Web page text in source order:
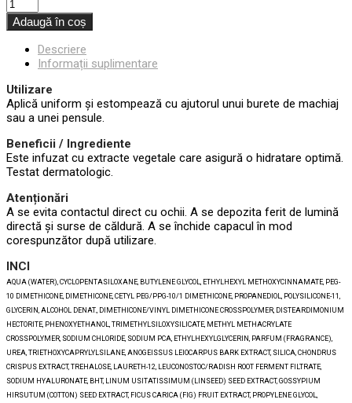
Adaugă în coș
Descriere
Informații suplimentare
Utilizare
Aplică uniform și estompează cu ajutorul unui burete de machiaj
sau a unei pensule.
Beneficii / Ingrediente
Este infuzat cu extracte vegetale care asigură o hidratare optimă.
Testat dermatologic.
Atenționări
A se evita contactul direct cu ochii. A se depozita ferit de lumină
directă și surse de căldură. A se închide capacul în mod
corespunzător după utilizare.
INCI
AQUA (WATER), CYCLOPENTASILOXANE, BUTYLENE GLYCOL, ETHYLHEXYL METHOXYCINNAMATE, PEG-
10 DIMETHICONE, DIMETHICONE, CETYL PEG/PPG-10/1 DIMETHICONE, PROPANEDIOL, POLYSILICONE-11,
GLYCERIN, ALCOHOL DENAT., DIMETHICONE/VINYL DIMETHICONE CROSSPOLYMER, DISTEARDIMONIUM
HECTORITE, PHENOXYETHANOL, TRIMETHYLSILOXYSILICATE, METHYL METHACRYLATE
CROSSPOLYMER, SODIUM CHLORIDE, SODIUM PCA, ETHYLHEXYLGLYCERIN, PARFUM (FRAGRANCE),
UREA, TRIETHOXYCAPRYLYLSILANE, ANOGEISSUS LEIOCARPUS BARK EXTRACT, SILICA, CHONDRUS
CRISPUS EXTRACT, TREHALOSE, LAURETH-12, LEUCONOSTOC/RADISH ROOT FERMENT FILTRATE,
SODIUM HYALURONATE, BHT, LINUM USITATISSIMUM (LINSEED) SEED EXTRACT, GOSSYPIUM
HIRSUTUM (COTTON) SEED EXTRACT, FICUS CARICA (FIG) FRUIT EXTRACT, PROPYLENE GLYCOL,